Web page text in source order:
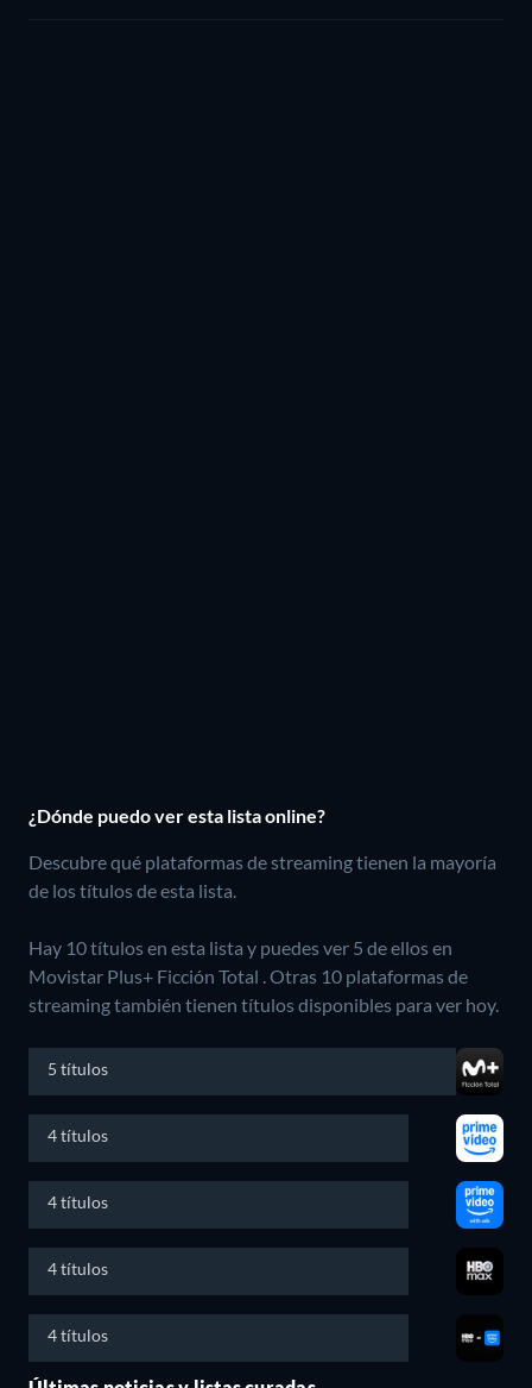
¿Dónde puedo ver esta lista online?
Descubre qué plataformas de streaming tienen la mayoría
de los títulos de esta lista.
Hay 10 títulos en esta lista y puedes ver 5 de ellos en
Movistar Plus+ Ficción Total . Otras 10 plataformas de
streaming también tienen títulos disponibles para ver hoy.
5 títulos
4 títulos
4 títulos
4 títulos
4 títulos